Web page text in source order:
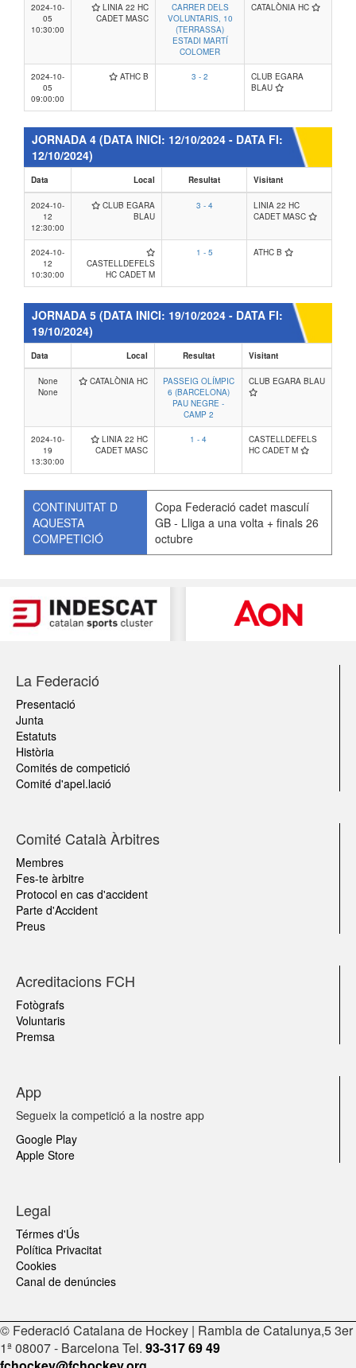
2024-10-
05
10:30:00
LINIA 22 HC
CADET MASC
CARRER DELS
VOLUNTARIS, 10
(TERRASSA)
ESTADI MARTÍ
COLOMER
CATALÒNIA HC
2024-10-
05
09:00:00
ATHC B 3 - 2
CLUB EGARA
BLAU
JORNADA 4 (DATA INICI: 12/10/2024 - DATA FI:
12/10/2024)
Data Local Resultat Visitant
2024-10-
12
12:30:00
CLUB EGARA
BLAU
3 - 4
LINIA 22 HC
CADET MASC
2024-10-
12
10:30:00
CASTELLDEFELS
HC CADET M
1 - 5 ATHC B
JORNADA 5 (DATA INICI: 19/10/2024 - DATA FI:
19/10/2024)
Data Local Resultat Visitant
None
None
CATALÒNIA HC
PASSEIG OLÍMPIC
6 (BARCELONA)
PAU NEGRE -
CAMP 2
CLUB EGARA BLAU
2024-10-
19
13:30:00
LINIA 22 HC
CADET MASC
1 - 4
CASTELLDEFELS
HC CADET M
CONTINUITAT D
AQUESTA
COMPETICIÓ
Copa Federació cadet masculí
GB - Lliga a una volta + finals 26
octubre
La Federació
Presentació
Junta
Estatuts
Història
Comités de competició
Comité d'apel.lació
Comité Català Àrbitres
Membres
Fes-te àrbitre
Protocol en cas d'accident
Parte d'Accident
Preus
Acreditacions FCH
Fotògrafs
Voluntaris
Premsa
App
Segueix la competició a la nostre app
Google Play
Apple Store
Legal
Térmes d'Ús
Política Privacitat
Cookies
Canal de denúncies
© Federació Catalana de Hockey | Rambla de Catalunya,5 3er
1ª 08007 - Barcelona Tel. 93-317 69 49